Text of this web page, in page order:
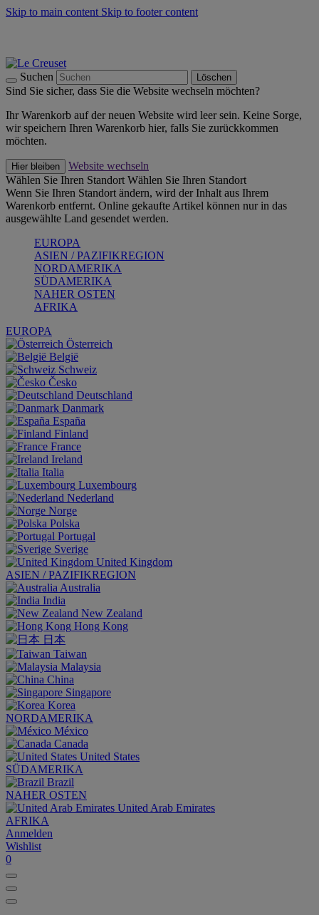
Skip to main content Skip to footer content
Suchen Löschen
Sind Sie sicher, dass Sie die Website wechseln möchten?
Ihr Warenkorb auf der neuen Website wird leer sein. Keine Sorge,
wir speichern Ihren Warenkorb hier, falls Sie zurückkommen
möchten.
Hier bleiben
Website wechseln
Wählen Sie Ihren Standort Wählen Sie Ihren Standort
Wenn Sie Ihren Standort ändern, wird der Inhalt aus Ihrem
Warenkorb entfernt. Online gekaufte Artikel können nur in das
ausgewählte Land gesendet werden.
EUROPA
ASIEN / PAZIFIKREGION
NORDAMERIKA
SÜDAMERIKA
NAHER OSTEN
AFRIKA
EUROPA
Österreich
België
Schweiz
Česko
Deutschland
Danmark
España
Finland
France
Ireland
Italia
Luxembourg
Nederland
Norge
Polska
Portugal
Sverige
United Kingdom
ASIEN / PAZIFIKREGION
Australia
India
New Zealand
Hong Kong
日本
Taiwan
Malaysia
China
Singapore
Korea
NORDAMERIKA
México
Canada
United States
SÜDAMERIKA
Brazil
NAHER OSTEN
United Arab Emirates
AFRIKA
Anmelden
Wishlist
0